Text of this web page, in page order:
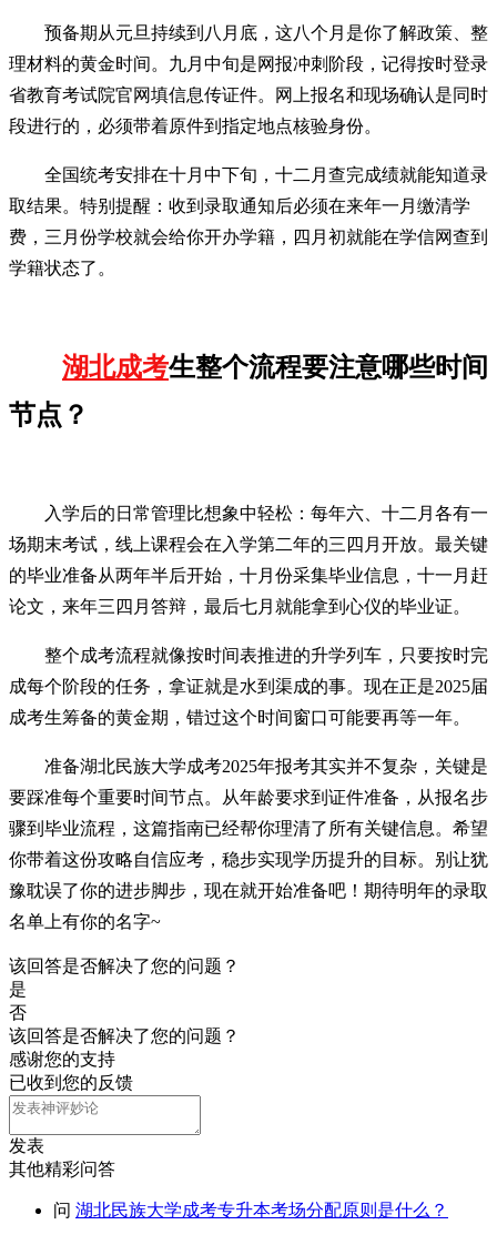
预备期从元旦持续到八月底，这八个月是你了解政策、整
理材料的黄金时间。九月中旬是网报冲刺阶段，记得按时登录
省教育考试院官网填信息传证件。网上报名和现场确认是同时
段进行的，必须带着原件到指定地点核验身份。
全国统考安排在十月中下旬，十二月查完成绩就能知道录
取结果。特别提醒：收到录取通知后必须在来年一月缴清学
费，三月份学校就会给你开办学籍，四月初就能在学信网查到
学籍状态了。
湖北成考生整个流程要注意哪些时间
节点？
入学后的日常管理比想象中轻松：每年六、十二月各有一
场期末考试，线上课程会在入学第二年的三四月开放。最关键
的毕业准备从两年半后开始，十月份采集毕业信息，十一月赶
论文，来年三四月答辩，最后七月就能拿到心仪的毕业证。
整个成考流程就像按时间表推进的升学列车，只要按时完
成每个阶段的任务，拿证就是水到渠成的事。现在正是2025届
成考生筹备的黄金期，错过这个时间窗口可能要再等一年。
准备湖北民族大学成考2025年报考其实并不复杂，关键是
要踩准每个重要时间节点。从年龄要求到证件准备，从报名步
骤到毕业流程，这篇指南已经帮你理清了所有关键信息。希望
你带着这份攻略自信应考，稳步实现学历提升的目标。别让犹
豫耽误了你的进步脚步，现在就开始准备吧！期待明年的录取
名单上有你的名字~
该回答是否解决了您的问题？
是
否
该回答是否解决了您的问题？
感谢您的支持
已收到您的反馈
发表
其他精彩问答
问 湖北民族大学成考专升本考场分配原则是什么？